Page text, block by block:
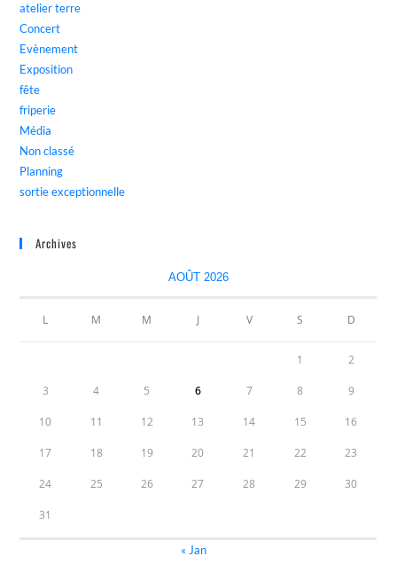
atelier terre
Concert
Evènement
Exposition
fête
friperie
Média
Non classé
Planning
sortie exceptionnelle
Archives
AOÛT 2026
L M M J V S D
1 2
3 4 5 6 7 8 9
10 11 12 13 14 15 16
17 18 19 20 21 22 23
24 25 26 27 28 29 30
31
« Jan